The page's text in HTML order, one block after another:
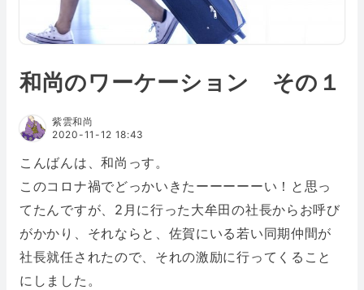
和尚のワーケーション その１
紫雲和尚
2020-11-12 18:43
こんばんは、和尚っす。
このコロナ禍でどっかいきたーーーーーい！と思っ
てたんですが、2月に行った大牟田の社長からお呼び
がかかり、それならと、佐賀にいる若い同期仲間が
社長就任されたので、それの激励に行ってくること
にしました。